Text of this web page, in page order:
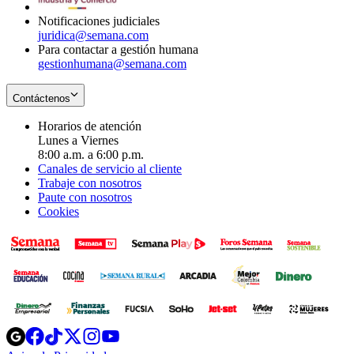
Notificaciones judiciales
juridica@semana.com
Para contactar a gestión humana
gestionhumana@semana.com
Contáctenos
Horarios de atención
Lunes a Viernes
8:00 a.m. a 6:00 p.m.
Canales de servicio al cliente
Trabaje con nosotros
Paute con nosotros
Cookies
Opens
in
Opens
in
Opens
in
Opens